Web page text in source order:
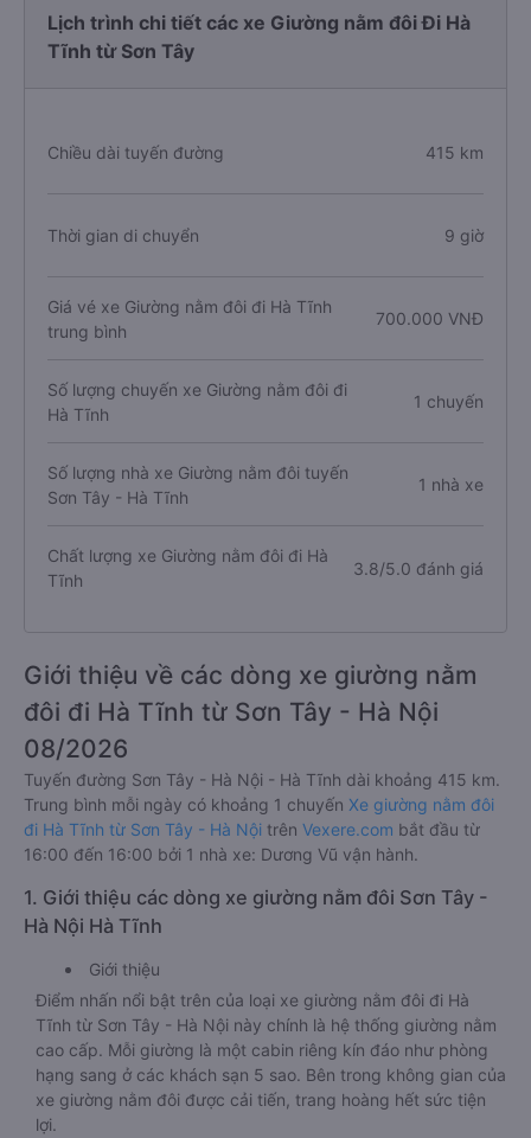
Lịch trình chi tiết các xe Giường nằm đôi Đi Hà
Tĩnh từ Sơn Tây
Chiều dài tuyến đường 415 km
Thời gian di chuyển 9 giờ
Giá vé xe Giường nằm đôi đi Hà Tĩnh
trung bình
700.000 VNĐ
Số lượng chuyến xe Giường nằm đôi đi
Hà Tĩnh
1 chuyến
Số lượng nhà xe Giường nằm đôi tuyến
Sơn Tây - Hà Tĩnh
1 nhà xe
Chất lượng xe Giường nằm đôi đi Hà
Tĩnh
3.8/5.0 đánh giá
Giới thiệu về các dòng xe giường nằm
đôi đi Hà Tĩnh từ Sơn Tây - Hà Nội
08/2026
Tuyến đường Sơn Tây - Hà Nội - Hà Tĩnh dài khoảng 415 km.
Trung bình mỗi ngày có khoảng 1 chuyến Xe giường nằm đôi
đi Hà Tĩnh từ Sơn Tây - Hà Nội trên Vexere.com bắt đầu từ
16:00 đến 16:00 bởi 1 nhà xe: Dương Vũ vận hành.
1. Giới thiệu các dòng xe giường nằm đôi Sơn Tây -
Hà Nội Hà Tĩnh
Giới thiệu
Điểm nhấn nổi bật trên của loại xe giường nằm đôi đi Hà
Tĩnh từ Sơn Tây - Hà Nội này chính là hệ thống giường nằm
cao cấp. Mỗi giường là một cabin riêng kín đáo như phòng
hạng sang ở các khách sạn 5 sao. Bên trong không gian của
xe giường nằm đôi được cải tiến, trang hoàng hết sức tiện
lợi.